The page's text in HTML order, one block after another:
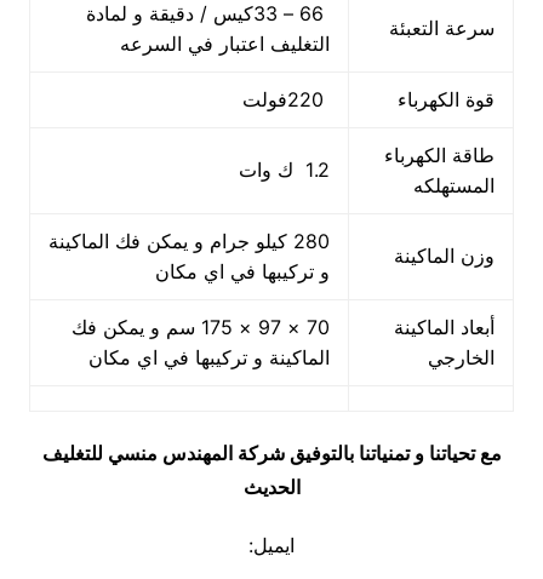
سرعة التعبئة
66 – 33كيس / دقيقة و لمادة
التغليف اعتبار في السرعه
قوة الكهرباء
طاقة الكهرباء
المستهلكه
1.2 ك وات
وزن الماكينة
280 كيلو جرام و يمكن فك الماكينة
و تركيبها في اي مكان
أبعاد الماكينة
الخارجي
70 × 97 × 175 سم و يمكن فك
الماكينة و تركيبها في اي مكان
مع تحياتنا و تمنياتنا بالتوفيق شركة المهندس منسي للتغليف
الحديث
ايميل: